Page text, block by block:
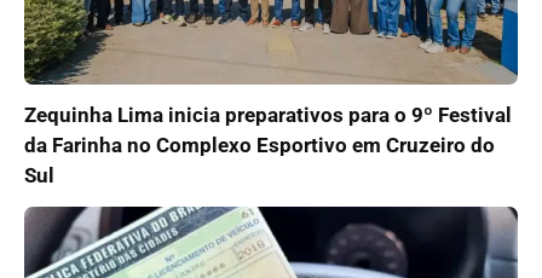
Zequinha Lima inicia preparativos para o 9º Festival
da Farinha no Complexo Esportivo em Cruzeiro do
Sul